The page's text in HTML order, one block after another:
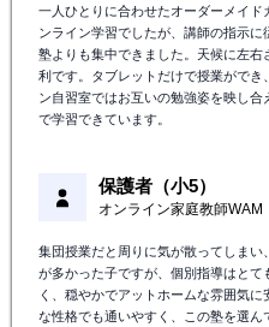
一人ひとりに合わせたオーダーメイ
ンライン学習でしたが、講師の指示
塾よりも集中できました。天候に左
利です。タブレットだけで授業がで
ン自習室ではお互いの勉強姿を映し
で学習できています。
保護者（小5）
オンライン家庭教師WAM
集団授業だと周りに気が散ってしま
が多かった子ですが、個別指導はと
く、穏やかでアットホームな雰囲気
な性格でも通いやすく、この塾を選ん